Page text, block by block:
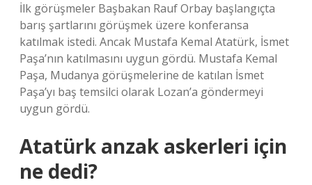
İlk görüşmeler Başbakan Rauf Orbay başlangıçta
barış şartlarını görüşmek üzere konferansa
katılmak istedi. Ancak Mustafa Kemal Atatürk, İsmet
Paşa’nın katılmasını uygun gördü. Mustafa Kemal
Paşa, Mudanya görüşmelerine de katılan İsmet
Paşa’yı baş temsilci olarak Lozan’a göndermeyi
uygun gördü.
Atatürk anzak askerleri için
ne dedi?